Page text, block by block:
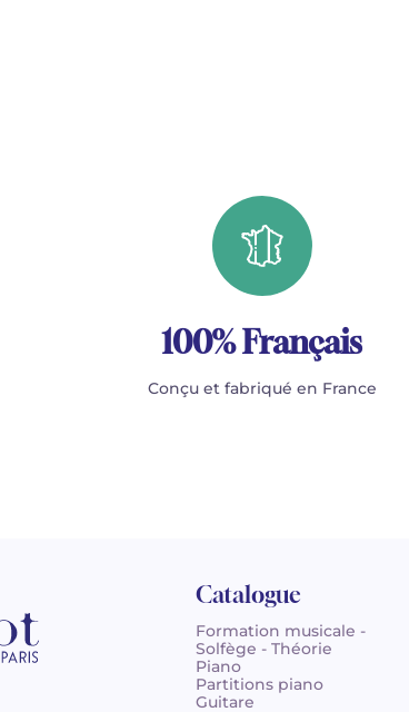
100% Français
Conçu et fabriqué en France
Catalogue
Formation musicale -
Solfège - Théorie
Piano
Partitions piano
Guitare